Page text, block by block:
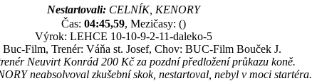
Nestartovali:CELNÍK, KENORY
Čas: 04:45,59, Mezičasy: ()
Výrok: LEHCE 10-10-9-2-11-daleko-5
Film, Trenér: Váňa st. Josef, Chov: BUC-Film Bouček J.
Neuvirt Konrád 200 Kč za pozdní předložení průkazu koně.
neabsolvoval zkušební skok, nestartoval, nebyl v moci startéra.